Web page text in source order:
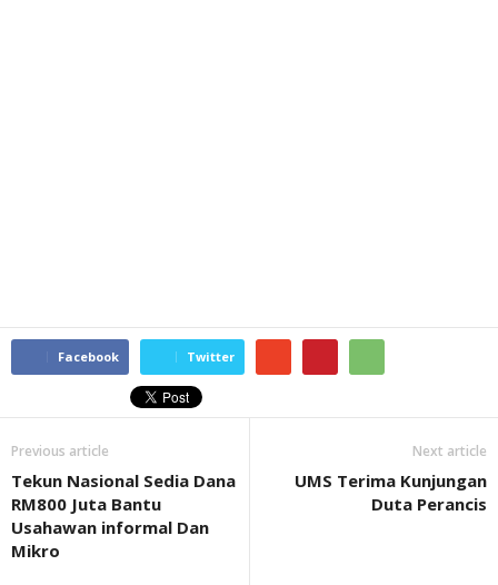
Facebook Twitter
Previous article
Tekun Nasional Sedia Dana
RM800 Juta Bantu
Usahawan informal Dan
Mikro
Next article
UMS Terima Kunjungan
Duta Perancis